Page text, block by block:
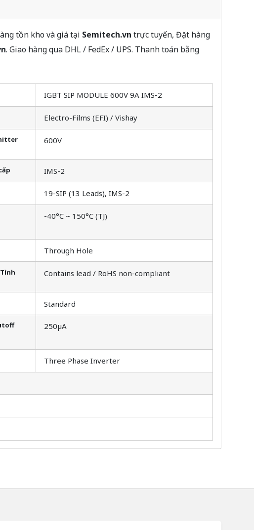
tồn kho và giá tại Semitech.vn trực tuyến, Đặt hàng
. Giao hàng qua DHL / FedEx / UPS. Thanh toán bằng
IGBT SIP MODULE 600V 9A IMS-2
Electro-Films (EFI) / Vishay
600V
IMS-2
19-SIP (13 Leads), IMS-2
-40°C ~ 150°C (TJ)
Through Hole
Contains lead / RoHS non-compliant
Standard
250µA
Three Phase Inverter